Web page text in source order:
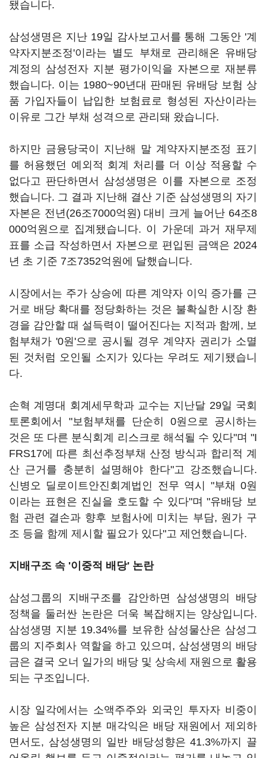
됐습니다.
삼성생명은 지난 19일 감사보고서를 통해 그동안 '계
약자지분조정'이라는 별도 부채로 관리해온 유배당
계정의 삼성전자 지분 평가이익을 자본으로 재분류
했습니다. 이는 1980~90년대 판매된 유배당 보험 상
품 가입자들이 납입한 보험료로 형성된 자산이라는
이유로 그간 부채 성격으로 관리돼 왔습니다.
하지만 금융당국이 지난해 말 계약자지분조정 표기
를 허용했던 예외적 회계 처리를 더 이상 적용할 수
없다고 판단하면서 삼성생명은 이를 자본으로 조정
했습니다. 그 결과 지난해 결산 기준 삼성생명의 자기
자본은 전년(26조7000억원) 대비 크게 늘어난 64조8
000억원으로 집계됐습니다. 이 가운데 과거 재무제
표를 소급 작성하면서 자본으로 편입된 금액은 2024
년 초 기준 7조7352억원에 달했습니다.
시장에서는 주가 상승에 따른 계약자 이익 증가를 근
거로 배당 확대를 정당화하는 것은 불확실한 시장 환
경을 감안할 때 설득력이 떨어진다는 지적과 함께, 보
험부채가 '0원'으로 공시될 경우 계약자 권리가 소멸
된 것처럼 오인될 소지가 있다는 우려도 제기됐습니
다.
손혁 계명대 회계세무학과 교수는 지난달 29일 국회
토론회에서 "보험부채를 단순히 0원으로 공시하는
것은 또 다른 분식회계 리스크로 해석될 수 있다"며 "I
FRS17에 따른 최선추정부채 산정 방식과 합리적 계
산 근거를 충분히 설명해야 한다"고 강조했습니다.
신병오 딜로이트안진회계법인 전무 역시 "부채 0원
이라는 표현은 진실을 호도할 수 있다"며 "유배당 보
험 관련 결손과 향후 보험사에 미치는 부담, 원가 구
조 등을 함께 제시할 필요가 있다"고 제언했습니다.
지배구조 속 '이중적 배당' 논란
삼성그룹의 지배구조를 감안하면 삼성생명의 배당
정책을 둘러싼 논란은 더욱 복잡해지는 양상입니다.
삼성생명 지분 19.34%를 보유한 삼성물산은 삼성그
룹의 지주회사 역할을 하고 있으며, 삼성생명의 배당
금은 결국 오너 일가의 배당 및 상속세 재원으로 활용
되는 구조입니다.
시장 일각에서는 소액주주와 외국인 투자자 비중이
높은 삼성전자 지분 매각익은 배당 재원에서 제외하
면서도, 삼성생명의 일반 배당성향은 41.3%까지 끌